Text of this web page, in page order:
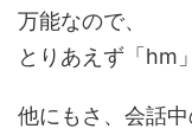
万能なので、
とりあえず「hm
他にもさ、会話中